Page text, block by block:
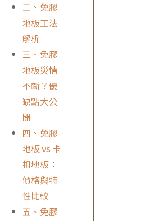
二、免膠
地板工法
解析
三、免膠
地板災情
不斷？優
缺點大公
開
四、免膠
地板 vs 卡
扣地板：
價格與特
性比較
五、免膠